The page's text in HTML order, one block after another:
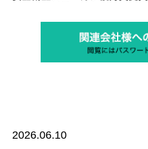
2026.06.10